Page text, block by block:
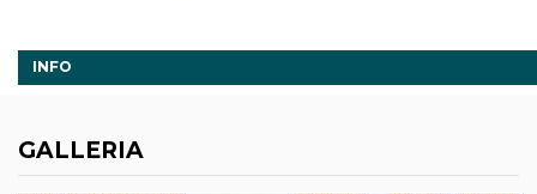
INFO
GALLERIA